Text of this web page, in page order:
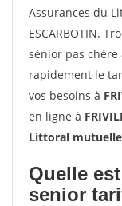
Assurances du
ESCARBOTIN.
sénior pas chère
rapidement le
vos besoins à
en ligne à
Littoral
Quelle
senior